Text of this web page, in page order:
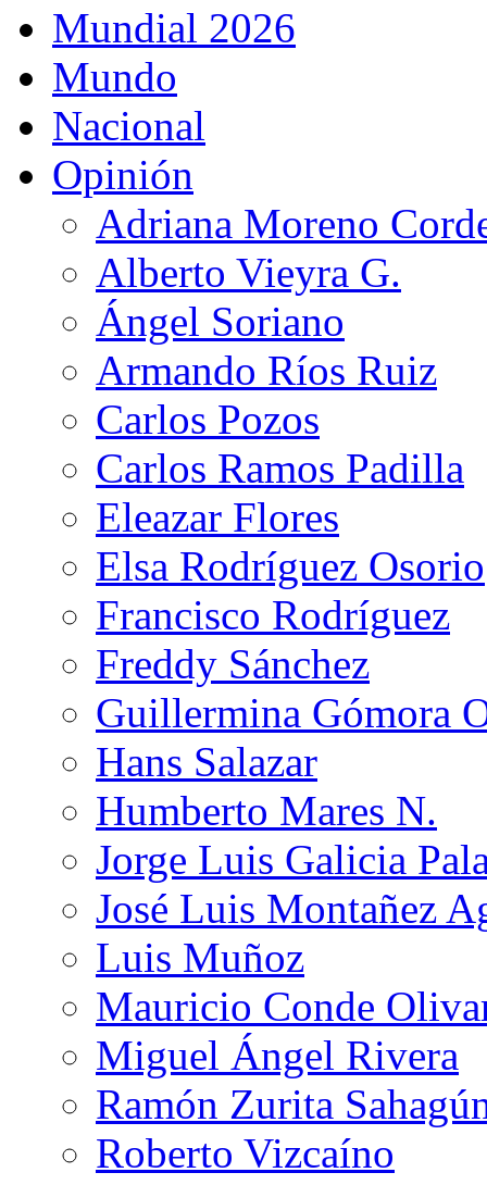
Mundial 2026
Mundo
Nacional
Opinión
Adriana Moreno
Alberto Vieyra G.
Ángel Soriano
Armando Ríos Ruiz
Carlos Pozos
Carlos Ramos Padilla
Eleazar Flores
Elsa Rodríguez Osorio
Francisco Rodríguez
Freddy Sánchez
Guillermina Gómora
Hans Salazar
Humberto Mares N.
Jorge Luis Galicia
José Luis Montañez
Luis Muñoz
Mauricio Conde
Miguel Ángel Rivera
Ramón Zurita
Roberto Vizcaíno